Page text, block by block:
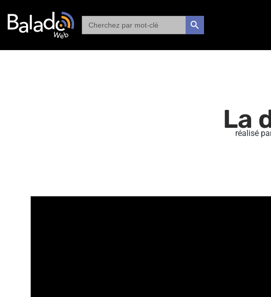
Search
for:
SEARCH BUTTON
La
réalisé